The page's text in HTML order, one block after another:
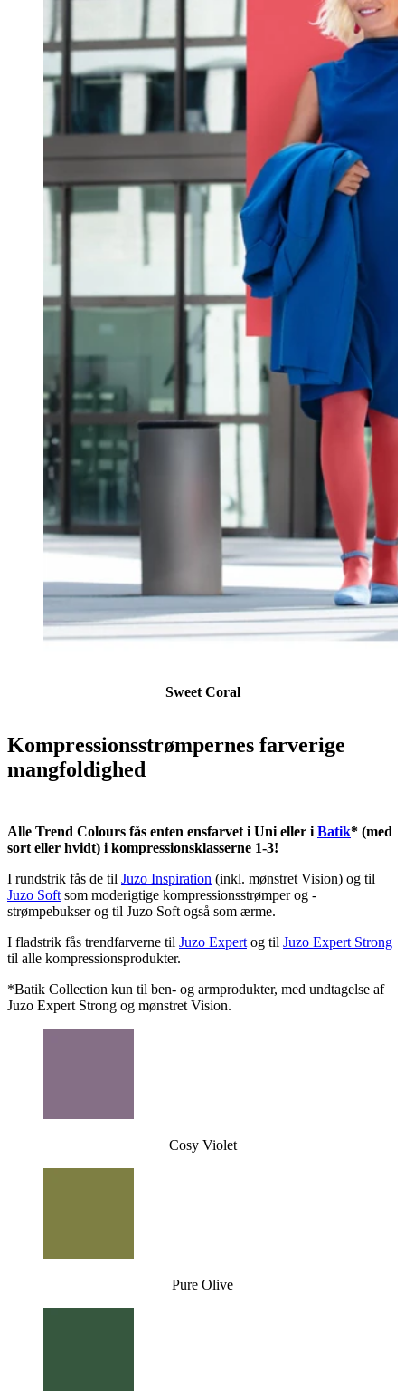
Sweet Coral
Kompressionsstrømpernes farverige
mangfoldighed
Alle Trend Colours fås enten ensfarvet i Uni eller iBatik* (med
sort eller hvidt) i kompressionsklasserne 1-3!
I rundstrik fås de til Juzo Inspiration (inkl. mønstret Vision) og til
Juzo Softsom moderigtige kompressionsstrømper og -
strømpebukser og til Juzo Soft også som ærme.
I fladstrik fås trendfarverne til Juzo Expertog til Juzo Expert Strong
til alle kompressionsprodukter.
*Batik Collection kun til ben- og armprodukter, med undtagelse af
Juzo Expert Strong og mønstret Vision.
Cosy Violet
Pure Olive